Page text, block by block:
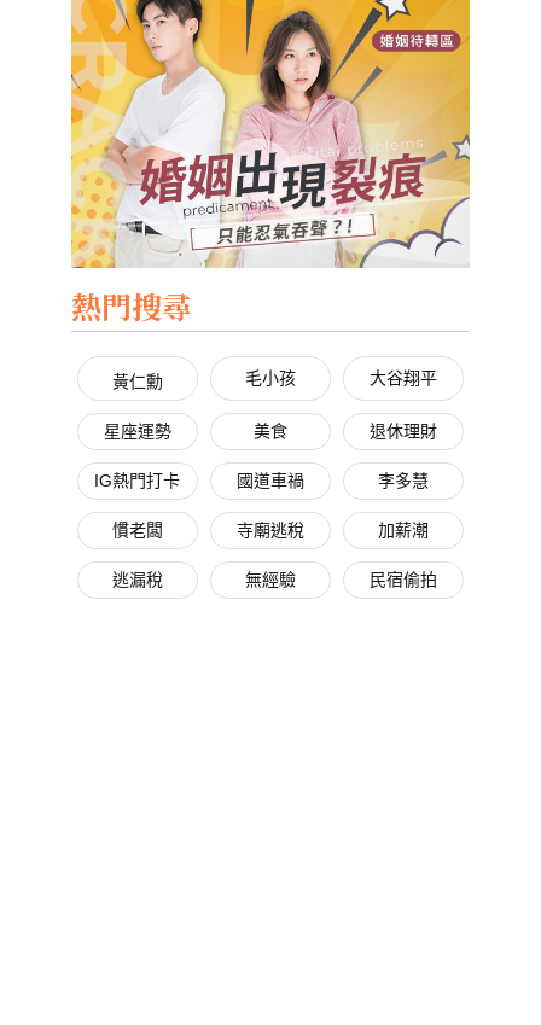
熱門搜尋
黃仁勳 毛小孩 大谷翔平
星座運勢 美食 退休理財
IG熱門打卡 國道車禍 李多慧
慣老闆 寺廟逃稅 加薪潮
逃漏稅 無經驗 民宿偷拍